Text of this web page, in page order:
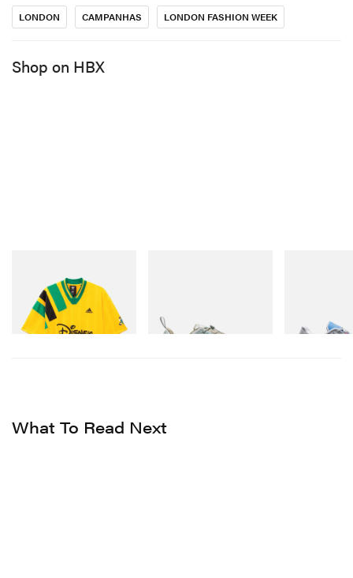
LONDON CAMPANHAS LONDON FASHION WEEK
Shop on HBX
Adidas Originals X Brain
Dead Disney Football Jersey
Shop Now
Shop Now
What To Read Next